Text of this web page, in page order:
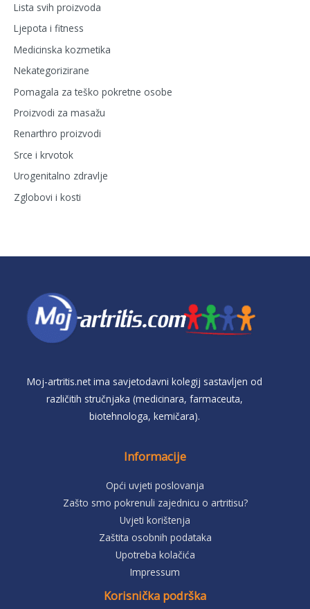
Lista svih proizvoda
Ljepota i fitness
Medicinska kozmetika
Nekategorizirane
Pomagala za teško pokretne osobe
Proizvodi za masažu
Renarthro proizvodi
Srce i krvotok
Urogenitalno zdravlje
Zglobovi i kosti
Moj-artritis.net ima savjetodavni kolegij sastavljen od
različitih stručnjaka (medicinara, farmaceuta,
biotehnologa, kemičara).
Informacije
Opći uvjeti poslovanja
Zašto smo pokrenuli zajednicu o artritisu?
Uvjeti korištenja
Zaštita osobnih podataka
Upotreba kolačića
Impressum
Korisnička podrška